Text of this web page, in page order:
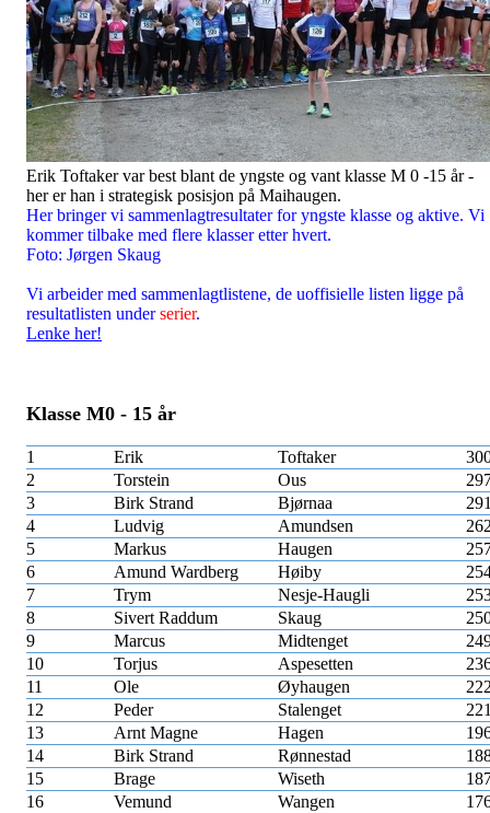
Erik Toftaker var best blant de yngste og vant klasse M 0 -15 år -
her er han i strategisk posisjon på Maihaugen.
Her bringer vi sammenlagtresultater for yngste klasse og aktive. Vi
kommer tilbake med flere klasser etter hvert.
Foto: Jørgen Skaug
Vi arbeider med sammenlagtlistene, de uoffisielle listen ligge på
resultatlisten underserier.
Lenke her!
Klasse M0 - 15 år
1 Erik Toftaker
2
Torstein Ous
3
Birk Strand Bjørnaa
4
Ludvig Amundsen
5
Markus Haugen
6
Amund Wardberg Høiby
7
Trym Nesje-Haugli
8
Sivert Raddum Skaug
9
Marcus Midtenget
10
Torjus Aspesetten
11
Ole Øyhaugen
12
Peder Stalenget
13
Arnt Magne Hagen
14
Birk Strand Rønnestad
15
Brage Wiseth
16
Vemund Wangen